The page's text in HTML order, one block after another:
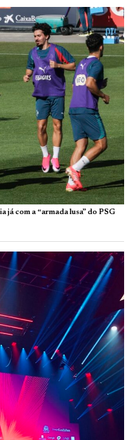
com a “armada lusa” do PSG